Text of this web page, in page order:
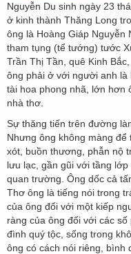
Nguyễn Du sinh ngày 23
ở kinh thành Thăng Long
ông là Hoàng Giáp Nguyễn
tham tụng (tể tướng) tước
Trần Thị Tần, quê Kinh
ông phải ở với người anh
tài hoa phong nhã, lớn hơn
nhà thơ.
Sự thăng tiến trên đường
Nhưng ông không màng để
xót, buồn thương, phẫn nộ
lưu lạc, gần gũi với tầng
quan trường. Ông dốc cả
Thơ ông là tiếng nói trong
của ông đối với một kiếp
ràng của ông đối với các
đình quý tộc, sống trong
ông có cách nói riêng, bình